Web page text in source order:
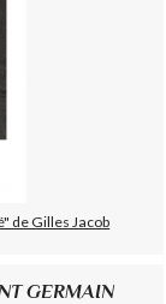
de Gilles Jacob
GERMAIN